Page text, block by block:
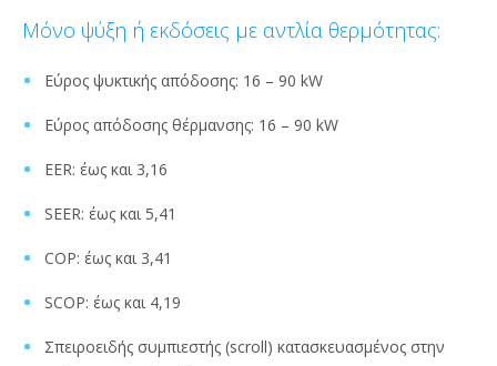
Μόνο ψύξη ή εκδόσεις με αντλία θερμότητας:
Εύρος ψυκτικής απόδοσης: 16 – 90 kW
Εύρος απόδοσης θέρμανσης: 16 – 90 kW
EER: έως και 3,16
SEER: έως και 5,41
COP: έως και 3,41
SCOP: έως και 4,19
Σπειροειδής συμπιεστής (scroll) κατασκευασμένος στην